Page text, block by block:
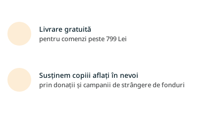
Livrare gratuită
pentru comenzi peste 799 Lei
Susținem copiii aflați în nevoi
prin donații și campanii de strângere de fonduri